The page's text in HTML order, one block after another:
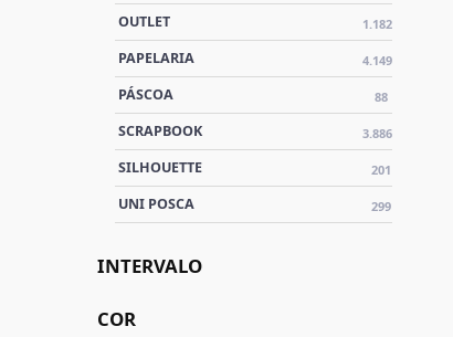
OUTLET 1.182
PAPELARIA 4.149
PÁSCOA 88
SCRAPBOOK 3.886
SILHOUETTE 201
UNI POSCA 299
INTERVALO
COR